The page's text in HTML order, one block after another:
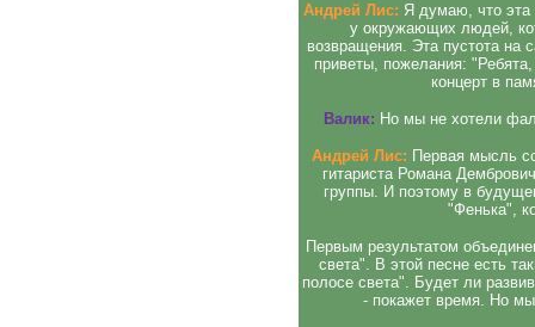
Андрей Лис: Я думаю, что эта
у окружающих людей,
возвращения. Эта пустота
приветы, пожелания:
концерт в
Валик: Но мы не хотели
Андрей Лис: Первая мысль
гитариста Романа
группы. И поэтому в
"Фенька",
Первым результатом
света". В этой песне есть
полосе света". Будет ли
- покажет время. Но